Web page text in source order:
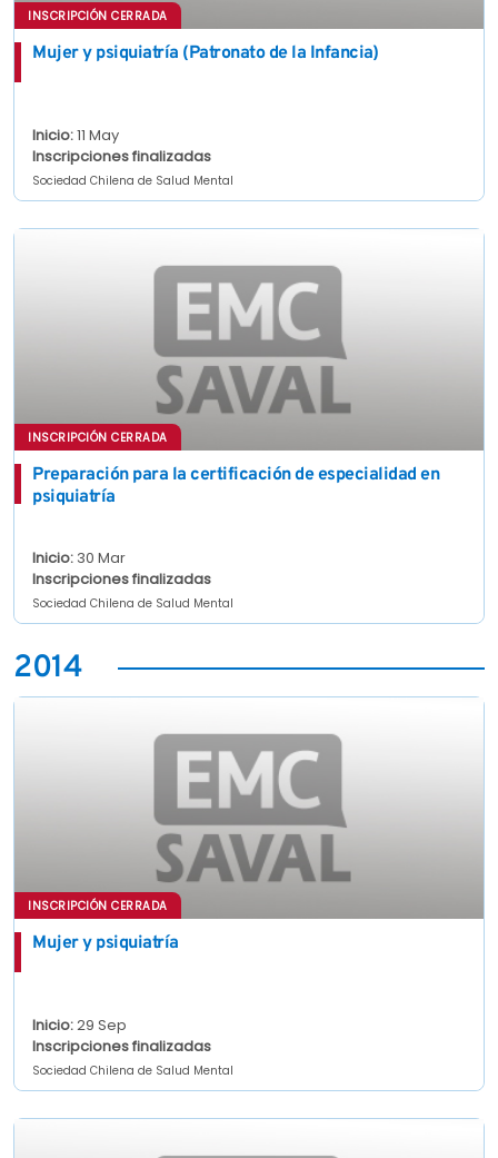
INSCRIPCIÓN CERRADA
Mujer y psiquiatría (Patronato de la Infancia)
Inicio:11 May
Inscripciones finalizadas
Sociedad Chilena de Salud Mental
INSCRIPCIÓN CERRADA
Preparación para la certificación de especialidad en
psiquiatría
Inicio: 30 Mar
Inscripciones finalizadas
Sociedad Chilena de Salud Mental
2014
INSCRIPCIÓN CERRADA
Mujer y psiquiatría
Inicio:29 Sep
Inscripciones finalizadas
Sociedad Chilena de Salud Mental